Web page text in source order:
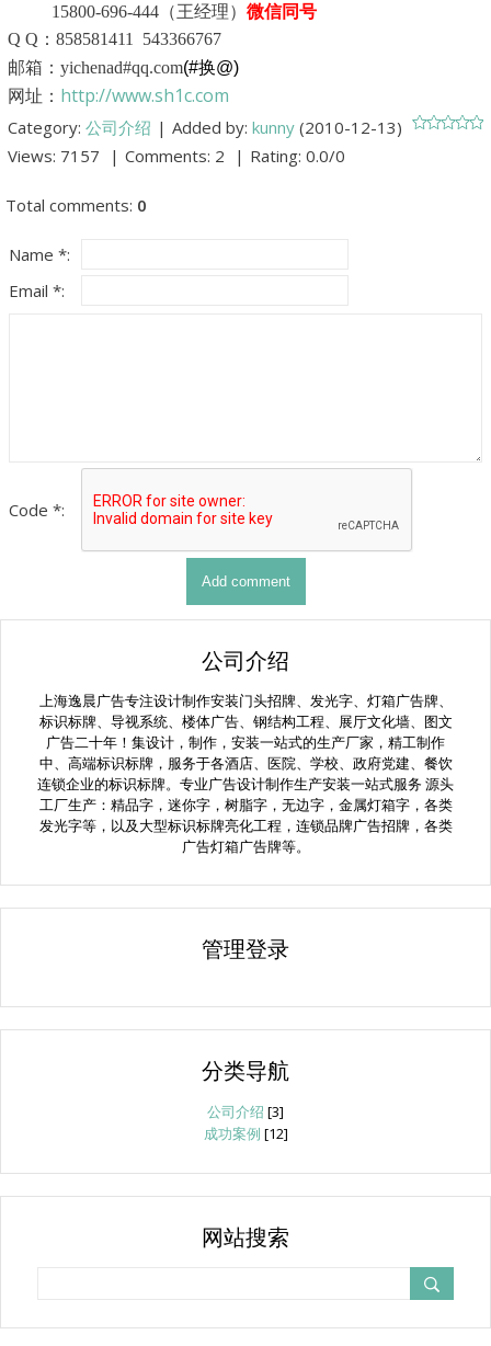
15800-696-444（王经理） 微信同号
Q Q：858581411 543366767
邮箱：yichenad#qq.com(#换@)
网址： http://www.sh1c.com
Category: 公司介绍 | Added by: kunny (2010-12-13)
Views: 7157 | Comments: 2 | Rating: 0.0/0
Total comments: 0
Name *:
Email *:
Code *:
公司介绍
上海逸晨广告专注设计制作安装门头招牌、发光字、灯箱广告牌、
标识标牌、导视系统、楼体广告、钢结构工程、展厅文化墙、图文
广告二十年！集设计，制作，安装一站式的生产厂家，精工制作
中、高端标识标牌，服务于各酒店、医院、学校、政府党建、餐饮
连锁企业的标识标牌。专业广告设计制作生产安装一站式服务 源头
工厂生产：精品字，迷你字，树脂字，无边字，金属灯箱字，各类
发光字等，以及大型标识标牌亮化工程，连锁品牌广告招牌，各类
广告灯箱广告牌等。
管理登录
分类导航
公司介绍 [3]
成功案例 [12]
网站搜索